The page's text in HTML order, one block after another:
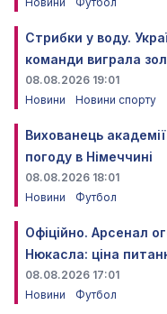
Стрибки у воду.
команди виграла
08.08.2026 19:01
Новини
Новини спорту
Вихованець
погоду в Німеччині
08.08.2026 18:01
Новини
Футбол
Офіційно. Арсенал
Нюкасла: ціна
08.08.2026 17:01
Новини
Футбол